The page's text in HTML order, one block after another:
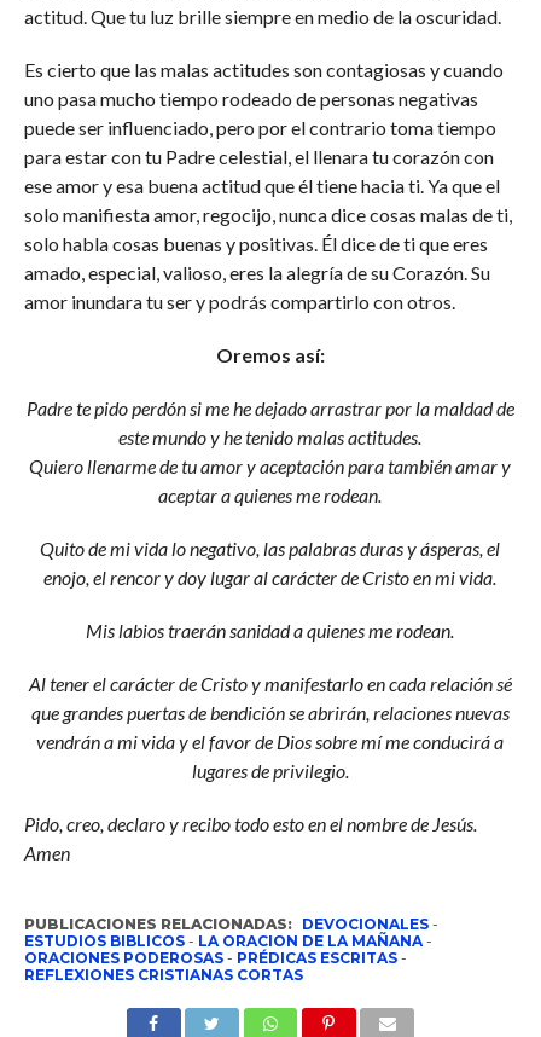
actitud. Que tu luz brille siempre en medio de la oscuridad.
Es cierto que las malas actitudes son contagiosas y cuando
uno pasa mucho tiempo rodeado de personas negativas
puede ser influenciado, pero por el contrario toma tiempo
para estar con tu Padre celestial, el llenara tu corazón con
ese amor y esa buena actitud que él tiene hacia ti. Ya que el
solo manifiesta amor, regocijo, nunca dice cosas malas de ti,
solo habla cosas buenas y positivas. Él dice de ti que eres
amado, especial, valioso, eres la alegría de su Corazón. Su
amor inundara tu ser y podrás compartirlo con otros.
Oremos así:
Padre te pido perdón si me he dejado arrastrar por la maldad de
este mundo y he tenido malas actitudes.
Quiero llenarme de tu amor y aceptación para también amar y
aceptar a quienes me rodean.
Quito de mi vida lo negativo, las palabras duras y ásperas, el
enojo, el rencor y doy lugar al carácter de Cristo en mi vida.
Mis labios traerán sanidad a quienes me rodean.
Al tener el carácter de Cristo y manifestarlo en cada relación sé
que grandes puertas de bendición se abrirán, relaciones nuevas
vendrán a mi vida y el favor de Dios sobre mí me conducirá a
lugares de privilegio.
Pido, creo, declaro y recibo todo esto en el nombre de Jesús.
Amen
PUBLICACIONES RELACIONADAS: DEVOCIONALES-
ESTUDIOS BIBLICOS- LA ORACION DE LA MAÑANA-
ORACIONES PODEROSAS- PRÉDICAS ESCRITAS-
REFLEXIONES CRISTIANAS CORTAS